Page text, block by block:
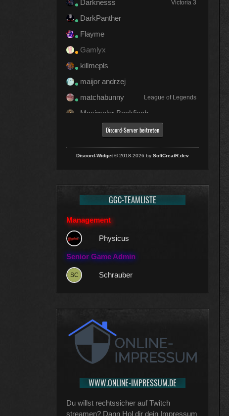
Darknesss
Victoria 3
DarkPanther
Flayme
Gamlyx
killmepls
maijor andrzej
matchabunny
League of Legends
Maximaler Backfisch
Dead by Daylight
realEnzooo
Discord-Server beitreten
Discord-Widget© 2018-2026 by SoftCreatR.dev
GGC-TEAMLISTE
Management
Physicus
Senior Game Admin
Schrauber
WWW.ONLINE-IMPRESSUM.DE
Du willst rechtssicher auf Twitch
streamen? Dann Hol dir dein Impressum